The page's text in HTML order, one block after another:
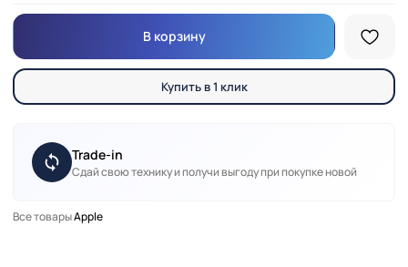
В корзину
Купить в 1 клик
Trade-in
Сдай свою технику и получи выгоду при покупке новой
Все товарыApple